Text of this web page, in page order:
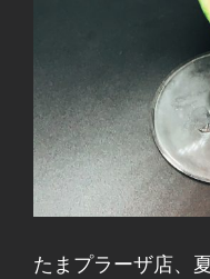
たまプラーザ店、